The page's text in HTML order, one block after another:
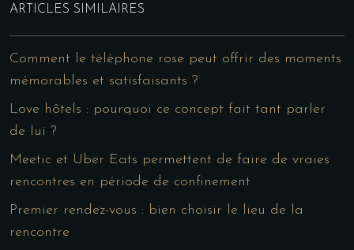
ARTICLES SIMILAIRES
Comment le téléphone rose peut offrir des moments
mémorables et satisfaisants ?
Love hôtels : pourquoi ce concept fait tant parler
de lui ?
Meetic et Uber Eats permettent de faire de vraies
rencontres en période de confinement
Premier rendez-vous : bien choisir le lieu de la
rencontre